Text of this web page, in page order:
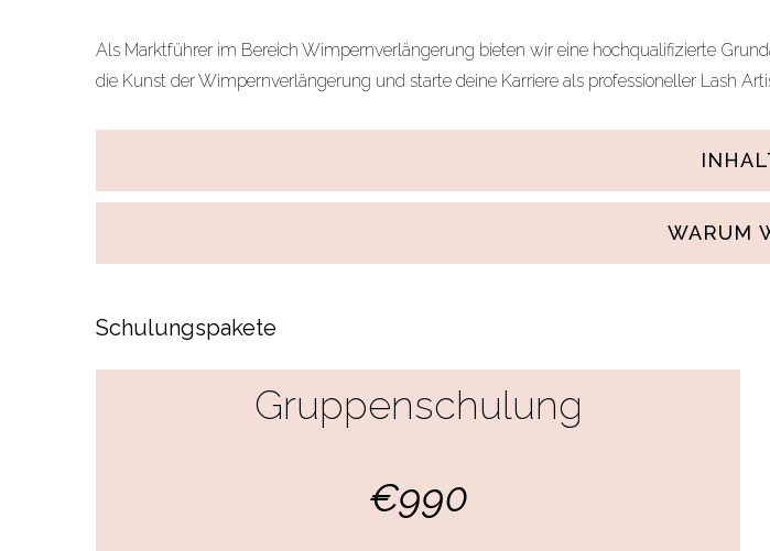
Als Marktführer im Bereich Wimpernverlängerung bieten wir eine hochqualifizierte
die Kunst der Wimpernverlängerung und starte deine Karriere als professioneller Lash
WARUM
Schulungspakete
Gruppenschulung
€990